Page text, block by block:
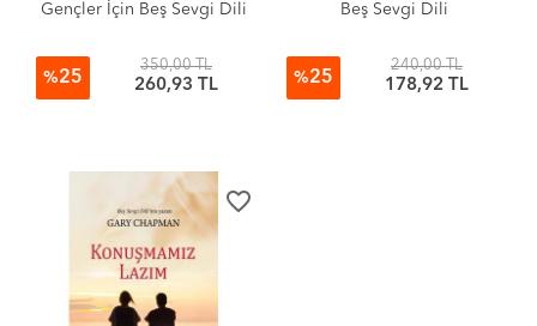
Gençler İçin Beş Sevgi Dili
%25
350,00 TL
260,93 TL
Beş Sevgi Dili
%25
240,00 TL
178,92 TL
favorite_border